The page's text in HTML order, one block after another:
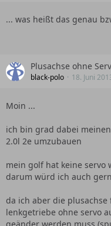
... was heißt das genau
Plusachse ohne
black-polo 18. Juni
Moin ...
ich bin grad dabei
2.0l 2e umzubauen
mein golf hat keine servo
darum würd ich auch
da ich aber die
lenkgetriebe ohne servo